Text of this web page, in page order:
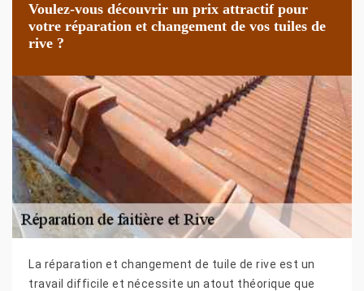
Voulez-vous découvrir un prix attractif pour
votre réparation et changement de vos tuiles de
rive ?
La réparation et changement de tuile de rive est un
travail difficile et nécessite un atout théorique que